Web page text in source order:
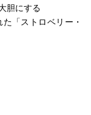
胆にする
「ストロベリー・